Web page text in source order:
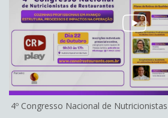
4º Congresso Nacional de